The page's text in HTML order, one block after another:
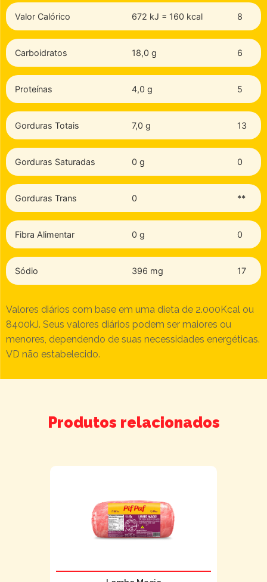
Valor Calórico 672 kJ = 160 kcal 8
Carboidratos 18,0 g 6
Proteínas 4,0 g 5
Gorduras Totais 7,0 g 13
Gorduras Saturadas 0 g 0
Gorduras Trans 0 **
Fibra Alimentar 0 g 0
Sódio 396 mg 17
Valores diários com base em uma dieta de 2.000Kcal ou
8400kJ. Seus valores diários podem ser maiores ou
menores, dependendo de suas necessidades energéticas.
VD não estabelecido.
Produtos relacionados